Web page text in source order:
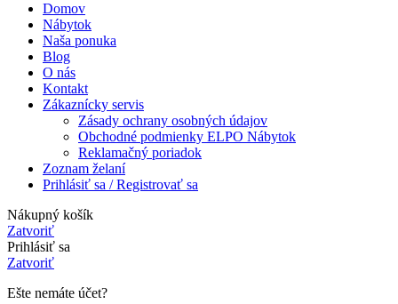
Domov
Nábytok
Naša ponuka
Blog
O nás
Kontakt
Zákaznícky servis
Zásady ochrany osobných údajov
Obchodné podmienky ELPO Nábytok
Reklamačný poriadok
Zoznam želaní
Prihlásiť sa / Registrovať sa
Nákupný košík
Zatvoriť
Prihlásiť sa
Zatvoriť
Ešte nemáte účet?